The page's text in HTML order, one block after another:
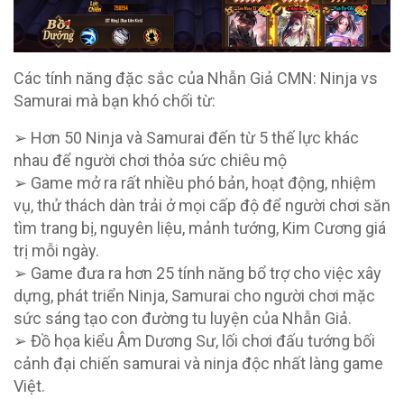
Các tính năng đặc sắc của Nhẫn Giả CMN: Ninja vs
Samurai mà bạn khó chối từ:
➢ Hơn 50 Ninja và Samurai đến từ 5 thế lực khác
nhau để người chơi thỏa sức chiêu mộ
➢ Game mở ra rất nhiều phó bản, hoạt động, nhiệm
vụ, thử thách dàn trải ở mọi cấp độ để người chơi săn
tìm trang bị, nguyên liệu, mảnh tướng, Kim Cương giá
trị mỗi ngày.
➢ Game đưa ra hơn 25 tính năng bổ trợ cho việc xây
dựng, phát triển Ninja, Samurai cho người chơi mặc
sức sáng tạo con đường tu luyện của Nhẫn Giả.
➢ Đồ họa kiểu Âm Dương Sư, lối chơi đấu tướng bối
cảnh đại chiến samurai và ninja độc nhất làng game
Việt.